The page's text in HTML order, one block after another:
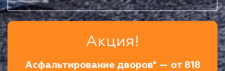
Акция!
Асфальтирование дворов* — от 818